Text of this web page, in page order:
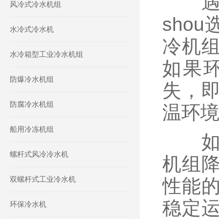
风冷式冷水机组
水冷式冷水机
水冷箱型工业冷水机组
防爆冷水机组
防腐冷水机组
船用冷冻机组
螺杆式风冷冷水机
双螺杆式工业冷水机
环保冷水机
shou
冷机
如果
失，
温环
如
机组
性能
稳定